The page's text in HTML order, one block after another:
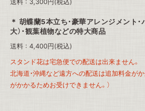
送料 : 3,300円(税込)
胡蝶蘭5本立ち・豪華アレンジメント・
大）・観葉植物などの特大商品
送料 : 4,400円(税込)
スタンド花は宅急便での配送は出来ません。
北海道・沖縄など遠方への配送は追加料金が
がかかるためお受けできません。）